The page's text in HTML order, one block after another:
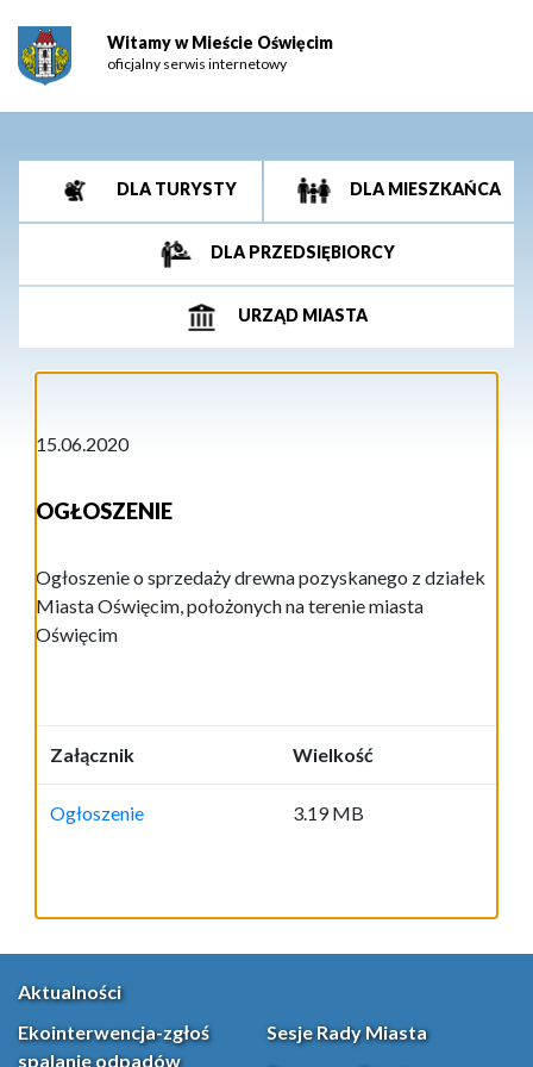
Witamy w Mieście Oświęcim
oficjalny serwis internetowy
DLA TURYSTY DLA MIESZKAŃCA
DLA PRZEDSIĘBIORCY
URZĄD MIASTA
15.06.2020
OGŁOSZENIE
Ogłoszenie o sprzedaży drewna pozyskanego z działek
Miasta Oświęcim, położonych na terenie miasta
Oświęcim
Załącznik Wielkość
Ogłoszenie 3.19 MB
Aktualności
Ekointerwencja-zgłoś
spalanie odpadów
Sesje Rady Miasta